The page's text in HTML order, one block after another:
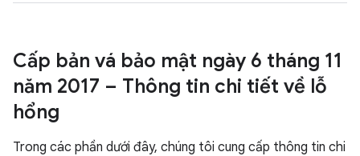
Cấp bản vá bảo mật ngày 6 tháng 11
năm 2017 – Thông tin chi tiết về lỗ
hổng
Trong các phần dưới đây, chúng tôi cung cấp thông tin chi